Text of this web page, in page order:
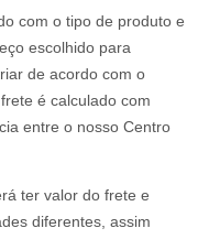
com o tipo de produto e
escolhido para
de acordo com o
é calculado com
entre o nosso Centro
ter valor do frete e
diferentes, assim